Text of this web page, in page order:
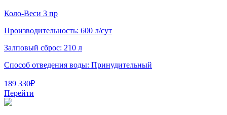
Коло-Веси 3 пр
Производительность: 600 л/сут
Залповый сброс: 210 л
Способ отведения воды: Принудительный
189 330₽
Перейти